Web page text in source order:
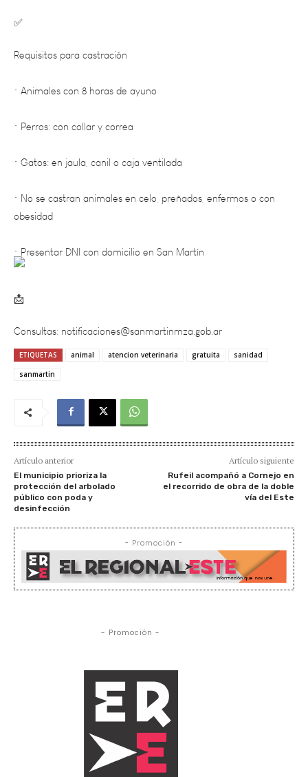
Requisitos para castración
• Animales con 8 horas de ayuno
• Perros: con collar y correa
• Gatos: en jaula, canil o caja ventilada
• No se castran animales en celo, preñados, enfermos o con
obesidad
• Presentar DNI con domicilio en San Martín
Consultas: notificaciones@sanmartinmza.gob.ar
ETIQUETAS animal atencion veterinaria gratuita
sanidad
sanmartin
Artículo anterior
El municipio prioriza la
protección del arbolado
público con poda y
desinfección
Artículo siguiente
Rufeil acompañó a Cornejo en
el recorrido de obra de la doble
vía del Este
- Promoción -
- Promoción -